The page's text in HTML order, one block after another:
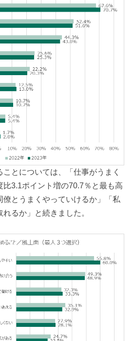
とについては、「仕事がうまく
比3.1ポイント増の70.7％と最も高
僚とうまくやっていけるか」「私
るか」と続きました。